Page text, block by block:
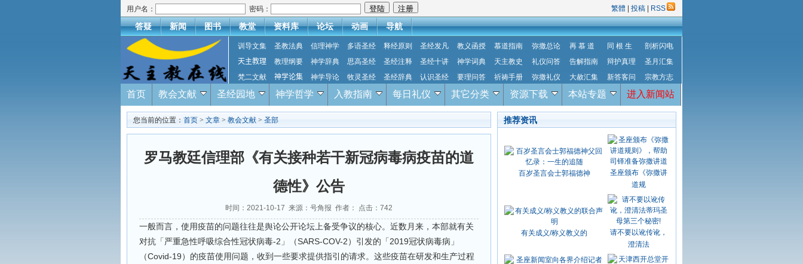
用户名： 密码： 繁體 投稿 RSS
答疑 新闻 图书 教堂 资料库 论坛 动画 导航
训导文集 圣教法典 信理神学 多语圣经 释经原则 圣经发凡 教义函授 慕道指南 弥撒总论 再 慕 道 同 根 生
剖析闪电
天主教理
教理纲要 神学辞典 思高圣经 圣经注释 圣经十讲 神学词典 天主教史 礼仪问答 告解指南 辩护真理
圣月汇集
梵二文献
神学论集 神学导论 牧灵圣经 圣经辞典 认识圣经 要理问答 祈祷手册 弥撒礼仪 大赦汇集 新答客问 宗教方志
首页 教会文献 圣经园地 神学哲学 入教指南 每日礼仪 其它分类 资源下载 本站专题 进入新闻站
您当前的位置： 首页 > 文章 > 教会文献 > 圣部
罗马教廷信理部《有关接种若干新冠病毒病疫苗的道
德性》公告
时间：2021-10-17 来源：号角报 作者： 点击： 742
一般而言，使用疫苗的问题往往是舆论公开论坛上备受争议的核心。近数月来，本部就有关
对抗「严重急性呼吸综合性冠状病毒-2」（SARS-COV-2）引发的「2019冠状病毒病」
（Covid-19）的疫苗使用问题，收到一些要求提供指引的请求。这些疫苗在研发和生产过程
推荐资讯
百岁圣言会士郭福德神
圣座颁布《弥撒讲
道规
有关成义/称义教义的
请不要以讹传讹，
澄清法